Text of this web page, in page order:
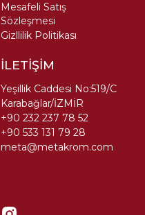
Mesafeli Satış
Sözleşmesi
Gizllilik Politikası
İLETİŞİM
Yeşillik Caddesi No:519/C
Karabağlar/İZMİR
+90 232 237 78 52
+90 533 131 79 28
meta@metakrom.com